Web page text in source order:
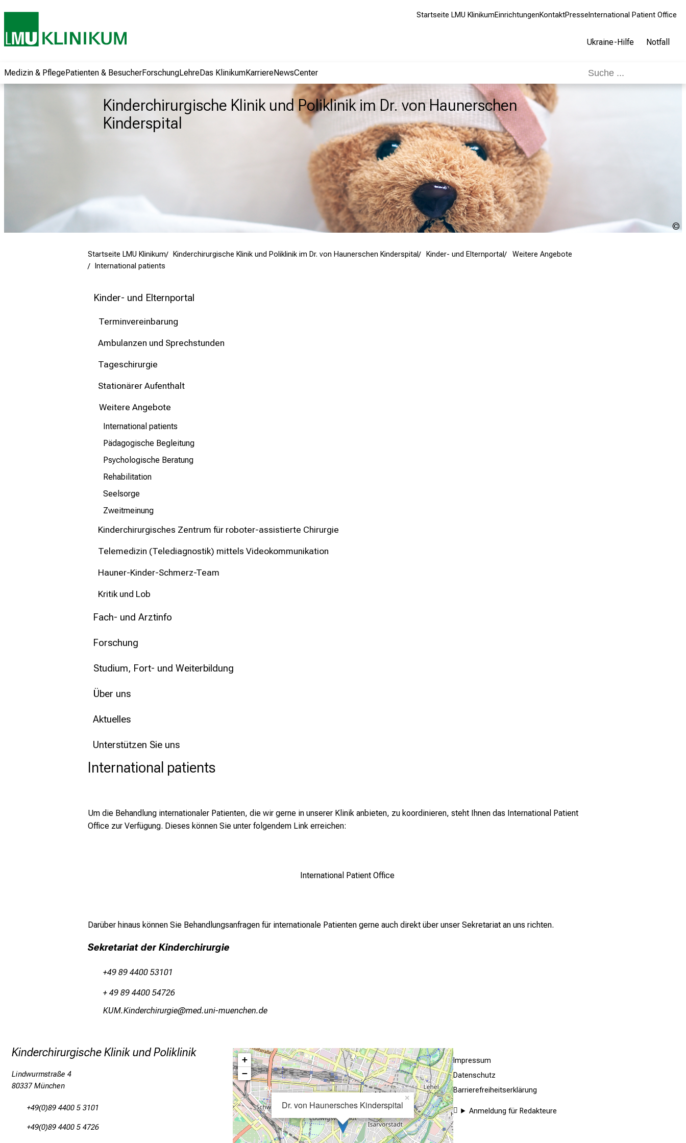
Startseite LMU KlinikumEinrichtungenKontaktPresse International Patient Office
Ukraine-Hilfe Notfall
Medizin & PflegePatienten & BesucherForschungLehreDas KlinikumKarriereNewsCenter
Kinderchirurgische Klinik und Poliklinik im Dr. von Haunerschen
Kinderspital
Startseite LMU Klinikum Kinderchirurgische Klinik und Poliklinik im Dr. von Haunerschen Kinderspital Kinder- und Elternportal
Weitere Angebote
International patients
Kinder- und Elternportal
Terminvereinbarung
Ambulanzen und Sprechstunden
Tageschirurgie
Stationärer Aufenthalt
Weitere Angebote
International patients
Pädagogische Begleitung
Psychologische Beratung
Rehabilitation
Seelsorge
Zweitmeinung
Kinderchirurgisches Zentrum für roboter-assistierte Chirurgie
Telemedizin (Telediagnostik) mittels Videokommunikation
Hauner-Kinder-Schmerz-Team
Kritik und Lob
Fach- und Arztinfo
Forschung
Studium, Fort- und Weiterbildung
Über uns
Aktuelles
Unterstützen Sie uns
International patients
Um die Behandlung internationaler Patienten, die wir gerne in unserer Klinik anbieten, zu koordinieren, steht Ihnen das International Patient
Office zur Verfügung. Dieses können Sie unter folgendem Link erreichen:
International Patient Office
Darüber hinaus können Sie Behandlungsanfragen für internationale Patienten gerne auch direkt über unser Sekretariat an uns richten.
Sekretariat der Kinderchirurgie
+49 89 4400 53101
+ 49 89 4400 54726
ÜCO-Ülumipyzlpfpxli
vimtful+vfiuyziu-mi
Informationen zu
Jobs, Ausbildungen
Weiterbildungen.
Kommen Sie
ohne Anmeldung.
Kinderchirurgische Klinik und Poliklinik
Lindwurmstraße 4
80337 München
+49(0)89 4400 5 3101
+49(0)89 4400 5 4726
Dr. von Haunersches Kinderspital
×
+
−
Impressum
Datenschutz
Barrierefreiheitserklärung
Anmeldung für Redakteure